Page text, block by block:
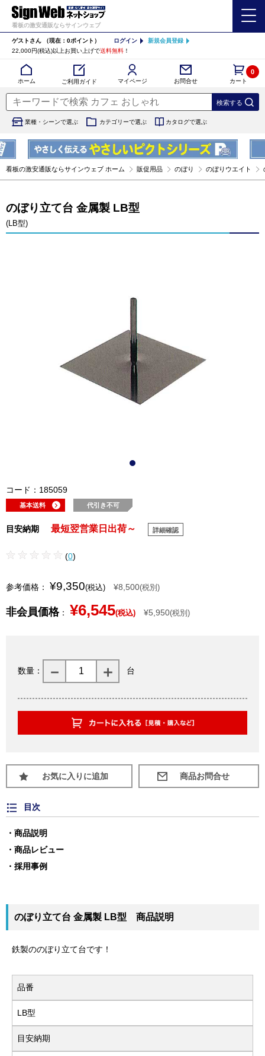
看板の激安通販ならサインウェブ
ゲストさん （現在：0ポイント） ログイン
新規会員登録
22,000円(税込)以上お買い上げで送料無料 ！
ホーム ご利用ガイド マイページ お問合せ カート
0
業種・シーンで選ぶ カテゴリーで選ぶ カタログで選ぶ
看板の激安通販ならサインウェブ ホーム 販促用品 のぼり のぼりウエイト
のぼり立て台 金属製 LB型
(LB型)
コード：185059
基本送料 代引き不可
目安納期 最短翌営業日出荷～ 詳細確認
(0)
参考価格： ¥9,350(税込) ¥8,500(税別)
非会員価格： ¥6,545(税込) ¥5,950(税別)
数量： 台
お気に入りに追加
目次
商品説明
商品レビュー
採用事例
のぼり立て台 金属製 LB型 商品説明
鉄製ののぼり立て台です！
品番
LB型
目安納期